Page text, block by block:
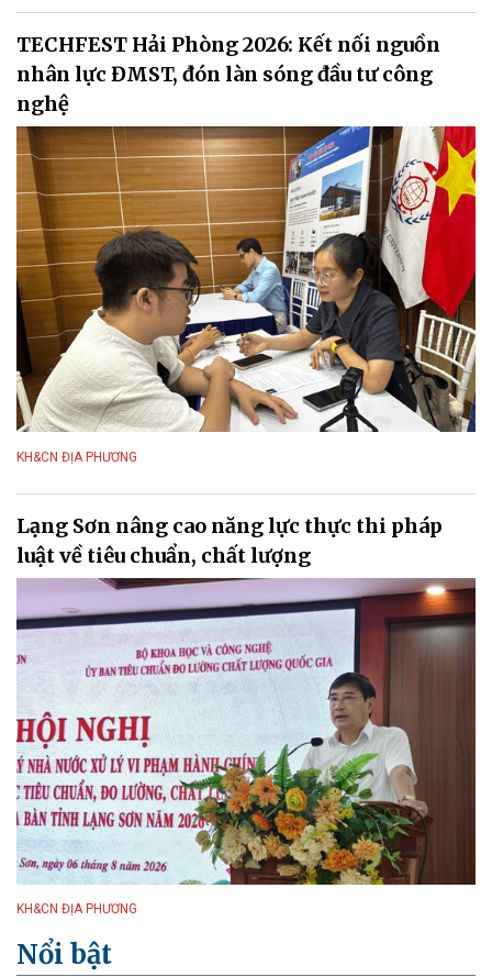
TECHFEST Hải Phòng 2026: Kết nối nguồn
nhân lực ĐMST, đón làn sóng đầu tư công
nghệ
KH&CN ĐỊA PHƯƠNG
Lạng Sơn nâng cao năng lực thực thi pháp
luật về tiêu chuẩn, chất lượng
KH&CN ĐỊA PHƯƠNG
Nổi bật